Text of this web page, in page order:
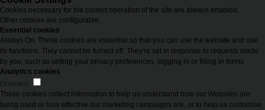
Cookies necessary for the correct operation of the site are always enabled.
Other cookies are configurable.
Essential cookies
Always On. These cookies are essential so that you can use the website and use
its functions. They cannot be turned off. They're set in response to requests made
by you, such as setting your privacy preferences, logging in or filling in forms.
Analytics cookies
Disabled
These cookies collect information to help us understand how our Websites are
being used or how effective our marketing campaigns are, or to help us customise